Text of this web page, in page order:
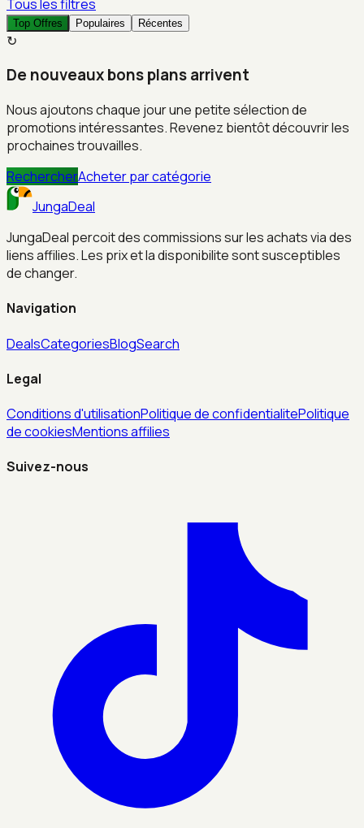
Tous les filtres
Top Offres Populaires Récentes
↻
De nouveaux bons plans arrivent
Nous ajoutons chaque jour une petite sélection de
promotions intéressantes. Revenez bientôt découvrir les
prochaines trouvailles.
RechercherAcheter par catégorie
JungaDeal
JungaDeal percoit des commissions sur les achats via des
liens affilies. Les prix et la disponibilite sont susceptibles
de changer.
Navigation
DealsCategoriesBlogSearch
Legal
Conditions d'utilisationPolitique de confidentialitePolitique
de cookiesMentions affilies
Suivez-nous